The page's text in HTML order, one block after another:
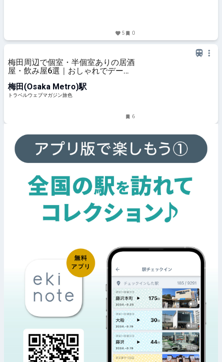
5 0
梅田周辺で個室・半個室ありの居酒
屋・飲み屋6選｜おしゃれでデート
梅田(Osaka Metro)駅
トラベルウェブマガジン旅色
6